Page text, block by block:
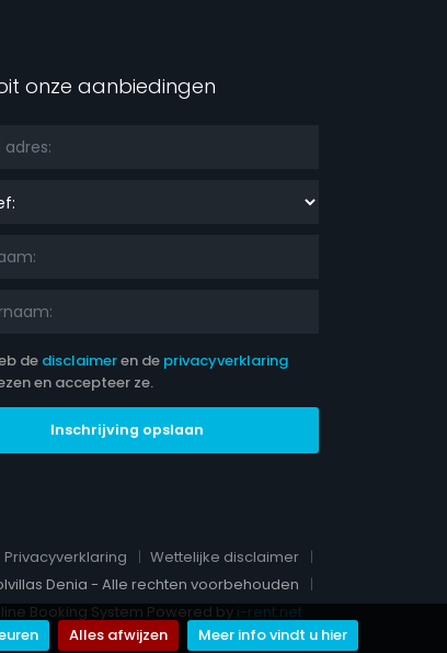
Alles afwijzen Meer info vindt u hier
onze aanbiedingen
de disclaimeren de privacyverklaring
en accepteer ze.
Inschrijving opslaan
Privacyverklaring
Wettelijke disclaimer
Denia - Alle rechten voorbehouden
Booking System Powered by i-rent.net